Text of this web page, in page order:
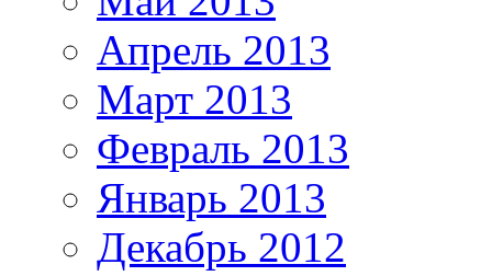
Апрель 2013
Март 2013
Февраль 2013
Январь 2013
Декабрь 2012